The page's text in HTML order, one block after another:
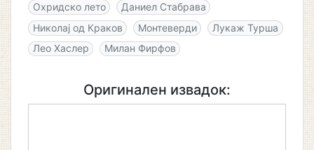
Охридско лето
Даниел Стабрава
Николај од Краков
Монтеверди
Лукаж Турша
Лео Хаслер
Милан Фирфов
Оригинален извадок: